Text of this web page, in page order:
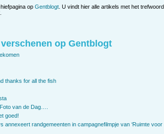
op Gentblogt . U vindt hier alle artikels met het trefwoord
op Gentblogt
thanks for all the fish
van de Dag….
goed!
annexeert randgemeenten in campagnefilmpje van ‘Ruimte voor